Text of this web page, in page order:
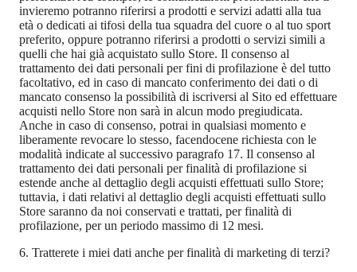
invieremo potranno riferirsi a prodotti e servizi adatti alla tua
età o dedicati ai tifosi della tua squadra del cuore o al tuo sport
preferito, oppure potranno riferirsi a prodotti o servizi simili a
quelli che hai già acquistato sullo Store. Il consenso al
trattamento dei dati personali per fini di profilazione è del tutto
facoltativo, ed in caso di mancato conferimento dei dati o di
mancato consenso la possibilità di iscriversi al Sito ed effettuare
acquisti nello Store non sarà in alcun modo pregiudicata.
Anche in caso di consenso, potrai in qualsiasi momento e
liberamente revocare lo stesso, facendocene richiesta con le
modalità indicate al successivo paragrafo 17. Il consenso al
trattamento dei dati personali per finalità di profilazione si
estende anche al dettaglio degli acquisti effettuati sullo Store;
tuttavia, i dati relativi al dettaglio degli acquisti effettuati sullo
Store saranno da noi conservati e trattati, per finalità di
profilazione, per un periodo massimo di 12 mesi.
6. Tratterete i miei dati anche per finalità di marketing di terzi?